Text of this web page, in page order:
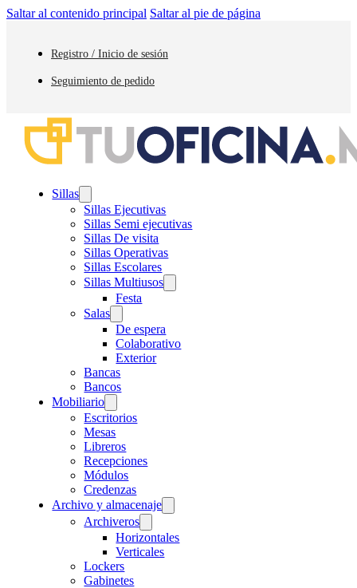
Saltar al contenido principal Saltar al pie de página
Registro / Inicio de sesión
Seguimiento de pedido
Sillas
Sillas Ejecutivas
Sillas Semi ejecutivas
Sillas De visita
Sillas Operativas
Sillas Escolares
Sillas Multiusos
Festa
Salas
De espera
Colaborativo
Exterior
Bancas
Bancos
Mobiliario
Escritorios
Mesas
Libreros
Recepciones
Módulos
Credenzas
Archivo y almacenaje
Archiveros
Horizontales
Verticales
Lockers
Gabinetes